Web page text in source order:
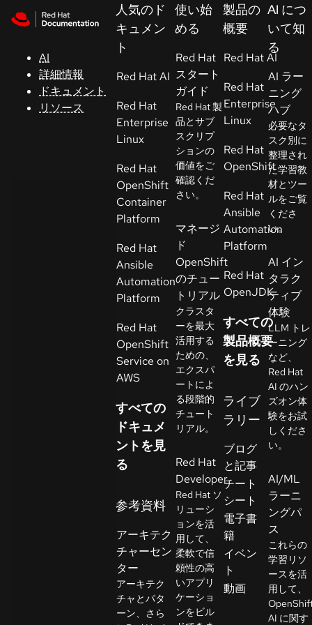
AI
詳細情報
ドキュメント
リソース
ト
コ
ン
ソ
ー
開
者
ト
ラ
イ
ア
ル
の
始
お
問
合
わ
言
語
の
選
択
人気のド
キュメン
ト
Red Hat AI
Red Hat
Enterprise
Linux
Red Hat
OpenShift
Container
Platform
Red Hat
Ansible
Automation
Platform
Red Hat
OpenShift
Service on
AWS
すべての
ドキュメ
ントを見
る
参考資料
アーキテク
チャーセン
ター
アーキテク
チャとパタ
ーン、さら
使い始
める
Red Hat
スタート
ガイド
Red Hat 製
品とサブ
スクリプ
ションの
価値をご
確認くだ
さい。
マネージ
ド
OpenShift
のチュー
トリアル
クラスタ
ーを最大
活用する
ための、
エクスパ
ートによ
る段階的
チュート
リアル。
Red Hat
Developer
Red Hat ソ
リューシ
ョンを活
用して、
柔軟で信
頼性の高
いアプリ
ケーショ
ンをビル
製品の
概要
Red Hat AI
Red Hat
Enterprise
Linux
Red Hat
OpenShift
Red Hat
Ansible
Automation
Platform
Red Hat
OpenJDK
すべての
製品概要
を見る
ライブ
ラリー
ブログ
と記事
チート
シート
電子書
籍
イベン
ト
動画
AI につ
いて知
る
AI ラー
ニング
ハブ
必要なタ
スク別に
整理され
た学習教
材とツー
ルをご覧
くださ
い。
AI イン
タラク
ティブ
体験
LLM トレ
ーニング
など、
Red Hat
AI のハン
ズオン体
験をお試
しくださ
い。
AI/ML
ラーニ
ングパ
ス
これらの
学習リソ
ースを活
用して、
AI に関す